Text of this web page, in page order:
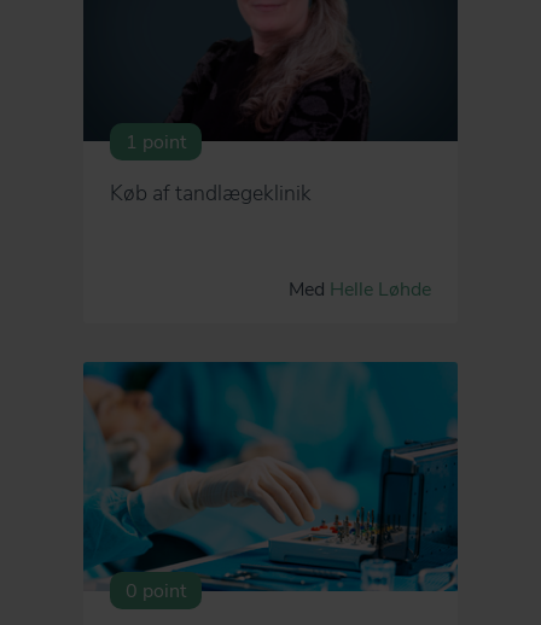
1 point
Køb af tandlægeklinik
Med Helle Løhde
0 point